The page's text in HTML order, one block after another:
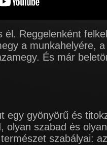
él. Reggelenként
a munkahelyére,
És már
egy gyönyörű és
olyan szabad és
szabályai: